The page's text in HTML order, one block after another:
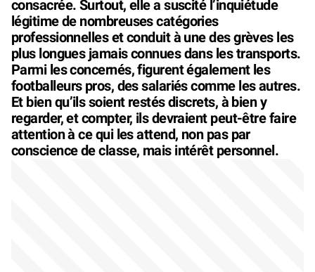
consacrée. Surtout, elle a suscité l’inquiétude
légitime de nombreuses catégories
professionnelles et conduit à une des grèves les
plus longues jamais connues dans les transports.
Parmi les concernés, figurent également les
footballeurs pros, des salariés comme les autres.
Et bien qu’ils soient restés discrets, à bien y
regarder, et compter, ils devraient peut-être faire
attention à ce qui les attend, non pas par
conscience de classe, mais intérêt personnel.